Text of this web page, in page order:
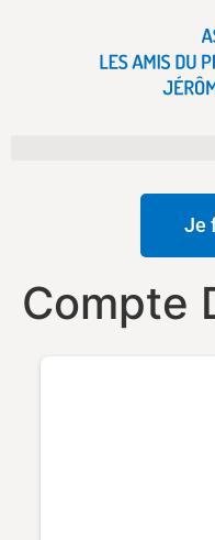
Je
Compte